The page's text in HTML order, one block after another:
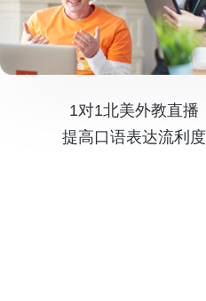
1对1北美外教直播
提高口语表达流利度